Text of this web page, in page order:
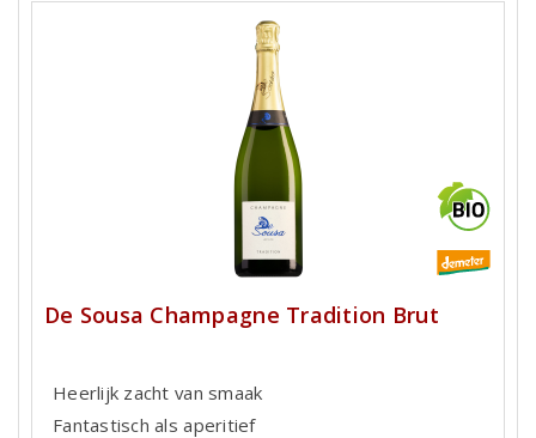
De Sousa Champagne Tradition Brut
Heerlijk zacht van smaak
Fantastisch als aperitief